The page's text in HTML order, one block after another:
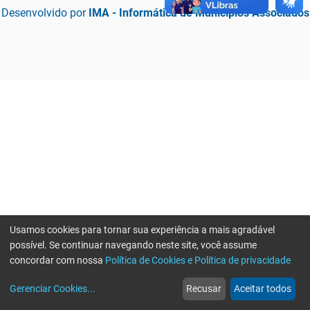
Desenvolvido por IMA - Informática de Municípios Associados
web
Notícias
more_horiz
Mais
Usamos cookies para tornar sua experiência a mais agradável
possível. Se continuar navegando neste site, você assume
concordar com nossa Política de Cookies e Política de privacidade
Gerenciar Cookies... Recusar Aceitar todos
Erro ao enviar informações, por favor tente novamente